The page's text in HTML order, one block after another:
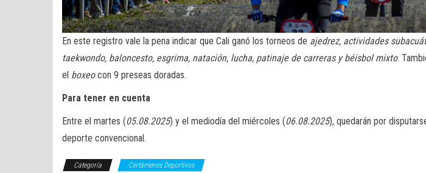
En este registro vale la pena indicar que Cali ganó los torneos de ajedrez, actividades
taekwondo, baloncesto, esgrima, natación, lucha, patinaje de carreras y béisbol mixto.
el boxeocon 9 preseas doradas.
Para tener en cuenta
Entre el martes (05.08.2025) y el mediodía del miércoles (06.08.2025), quedarán por
deporte convencional.
Categoría Certámenes Deportivos